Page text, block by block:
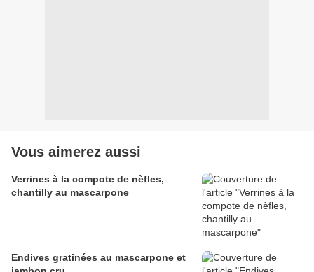
Vous aimerez aussi
Verrines à la compote de nèfles,
chantilly au mascarpone
Endives gratinées au mascarpone et